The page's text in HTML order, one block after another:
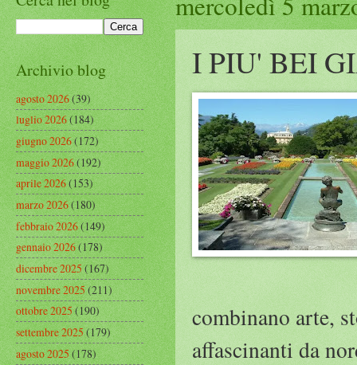
I PIU' BEI
combinano arte,
affascinanti da
Archivio blog
agosto 2026(39)
luglio 2026(184)
giugno 2026(172)
maggio 2026(192)
aprile 2026(153)
marzo 2026(180)
febbraio 2026(149)
gennaio 2026(178)
dicembre 2025(167)
novembre 2025(211)
ottobre 2025(190)
settembre 2025(179)
agosto 2025(178)